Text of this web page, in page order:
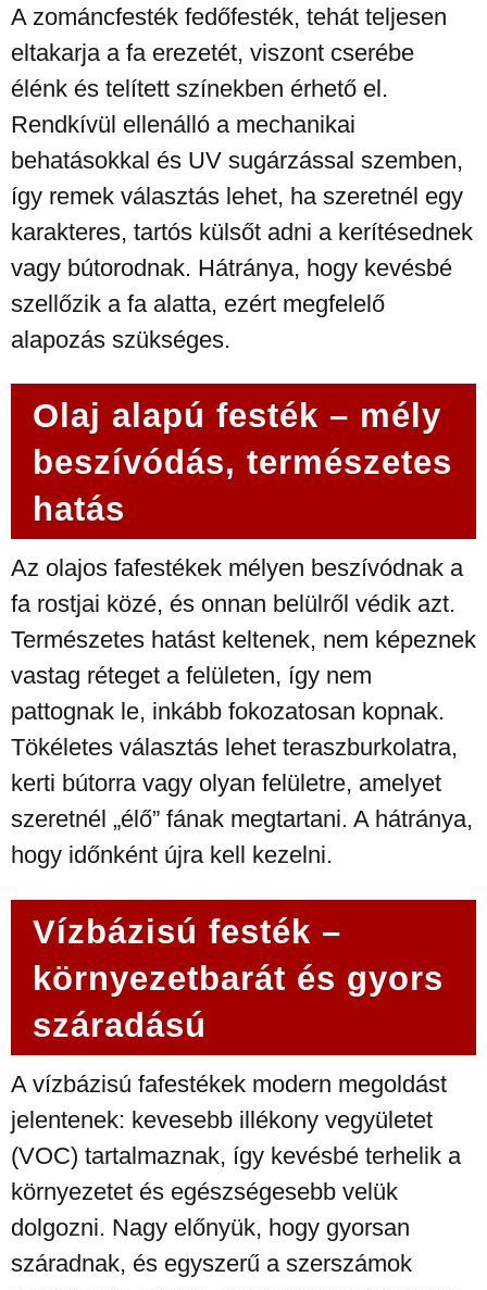
A zománcfesték fedőfesték, tehát teljesen
eltakarja a fa erezetét, viszont cserébe
élénk és telített színekben érhető el.
Rendkívül ellenálló a mechanikai
behatásokkal és UV sugárzással szemben,
így remek választás lehet, ha szeretnél egy
karakteres, tartós külsőt adni a kerítésednek
vagy bútorodnak. Hátránya, hogy kevésbé
szellőzik a fa alatta, ezért megfelelő
alapozás szükséges.
Olaj alapú festék – mély
beszívódás, természetes
hatás
Az olajos fafestékek mélyen beszívódnak a
fa rostjai közé, és onnan belülről védik azt.
Természetes hatást keltenek, nem képeznek
vastag réteget a felületen, így nem
pattognak le, inkább fokozatosan kopnak.
Tökéletes választás lehet teraszburkolatra,
kerti bútorra vagy olyan felületre, amelyet
szeretnél „élő” fának megtartani. A hátránya,
hogy időnként újra kell kezelni.
Vízbázisú festék –
környezetbarát és gyors
száradású
A vízbázisú fafestékek modern megoldást
jelentenek: kevesebb illékony vegyületet
(VOC) tartalmaznak, így kevésbé terhelik a
környezetet és egészségesebb velük
dolgozni. Nagy előnyük, hogy gyorsan
száradnak, és egyszerű a szerszámok